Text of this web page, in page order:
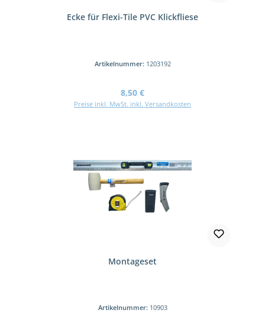
Ecke für Flexi-Tile PVC Klickfliese
Artikelnummer: 1203192
Regulärer Preis:
8,50 €
Preise inkl. MwSt. inkl. Versandkosten
Montageset
Artikelnummer: 10903